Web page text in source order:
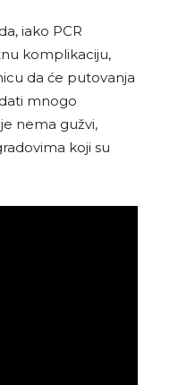
iako PCR
komplikaciju,
da će putovanja
mnogo
nema gužvi,
koji su